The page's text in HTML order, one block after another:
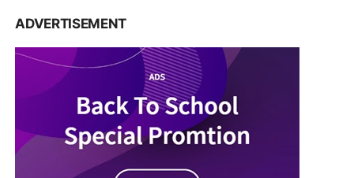
ADVERTISEMENT